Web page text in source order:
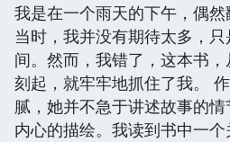
我是在一个雨天的下午，偶然
当时，我并没有期待太多，
间。然而，我错了，这本书
刻起，就牢牢地抓住了我。
腻，她并不急于讲述故事的
内心的描绘。我读到书中一个